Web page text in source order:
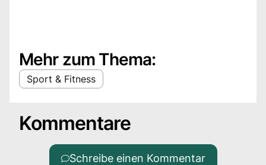
Mehr zum Thema:
Sport & Fitness
Kommentare
Schreibe einen Kommentar